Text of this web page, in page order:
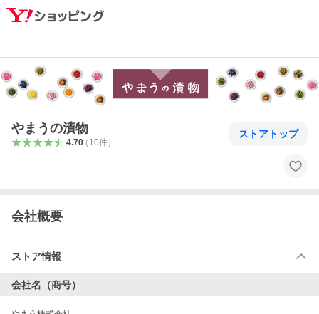
やまうの漬物
4.70（ 10件）
ストアトップ
会社概要
ストア情報
会社名（商号）